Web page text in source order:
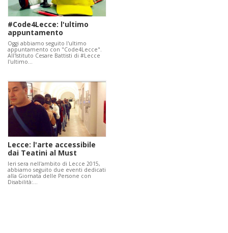
#Code4Lecce: l'ultimo
appuntamento
Oggi abbiamo seguito l'ultimo
appuntamento con "Code4Lecce".
All'Istituto Cesare Battisti di ‪#‎Lecce‬
l'ultimo…
Lecce: l'arte accessibile
dai Teatini al Must
Ieri sera nell'ambito di Lecce 2015,
abbiamo seguito due eventi dedicati
alla Giornata delle Persone con
Disabilità:…